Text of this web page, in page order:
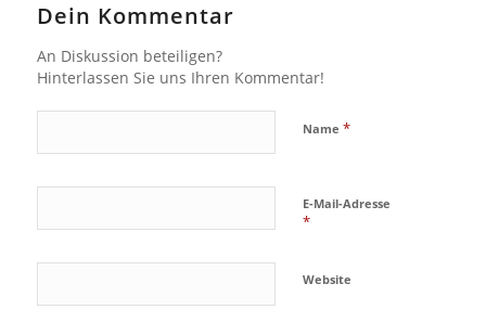
Dein Kommentar
An Diskussion beteiligen?
Hinterlassen Sie uns Ihren Kommentar!
Name *
E-Mail-Adresse
*
Website